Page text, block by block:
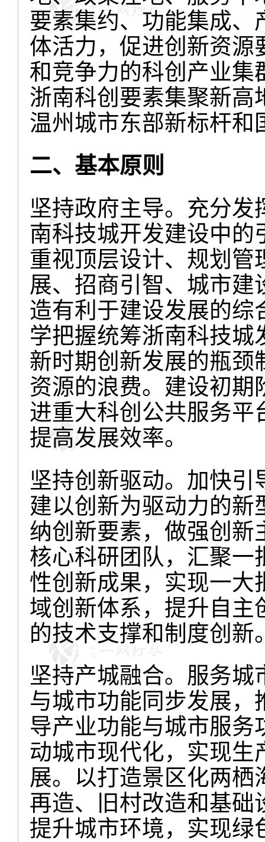
要素集约、功能集成
体活力，促进创新资源
和竞争力的科创产业集
浙南科创要素集聚新高
温州城市东部新标杆和
二、基本原则
坚持政府主导。充分
南科技城开发建设中
重视顶层设计、规划
展、招商引智、城市
造有利于建设发展的综
学把握统筹浙南科技
新时期创新发展的瓶颈
资源的浪费。建设初
进重大科创公共服务平
提高发展效率。
坚持创新驱动。加快
建以创新为驱动力的
纳创新要素，做强创新
核心科研团队，汇聚一
性创新成果，实现一大
域创新体系，提升自主
的技术支撑和制度创新
坚持产城融合。服务
与城市功能同步发展
导产业功能与城市服
动城市现代化，实现
展。以打造景区化两
再造、旧村改造和基础
提升城市环境，实现绿